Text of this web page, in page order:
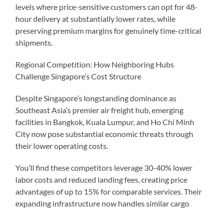
levels where price-sensitive customers can opt for 48-
hour delivery at substantially lower rates, while
preserving premium margins for genuinely time-critical
shipments.
Regional Competition: How Neighboring Hubs
Challenge Singapore’s Cost Structure
Despite Singapore’s longstanding dominance as
Southeast Asia’s premier air freight hub, emerging
facilities in Bangkok, Kuala Lumpur, and Ho Chi Minh
City now pose substantial economic threats through
their lower operating costs.
You’ll find these competitors leverage 30-40% lower
labor costs and reduced landing fees, creating price
advantages of up to 15% for comparable services. Their
expanding infrastructure now handles similar cargo